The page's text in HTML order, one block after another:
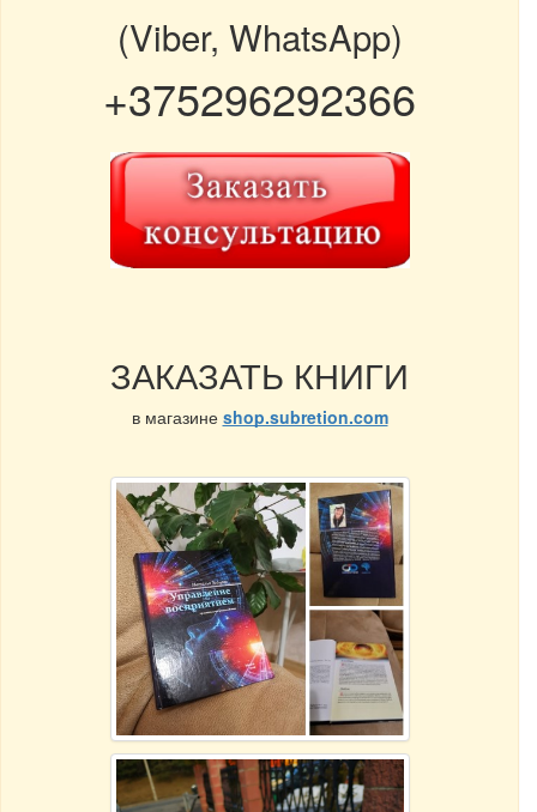
(Viber, WhatsApp)
+375296292366
ЗАКАЗАТЬ КНИГИ
в магазине shop.subretion.com